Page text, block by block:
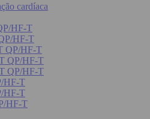
cardíaca
HF-T
HF-T
QP/HF-T
QP/HF-T
QP/HF-T
HF-T
HF-T
HF-T